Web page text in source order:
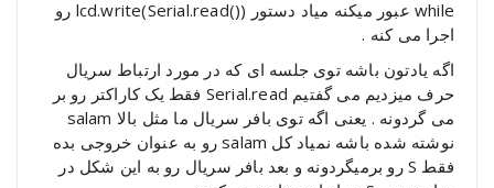
while عبور میکنه میاد دستور (()lcd.write(Serial.read رو
اجرا می کنه .
اگه یادتون باشه توی جلسه ای که در مورد ارتباط سریال
حرف میزدیم می گفتیم Serial.read فقط یک کاراکتر رو بر
می گردونه . یعنی اگه توی بافر سریال ما مثل بالا salam
نوشته شده باشه نمیاد کل salam رو به عنوان خروجی بده
فقط S رو برمیگردونه و بعد بافر سریال رو به این شکل در